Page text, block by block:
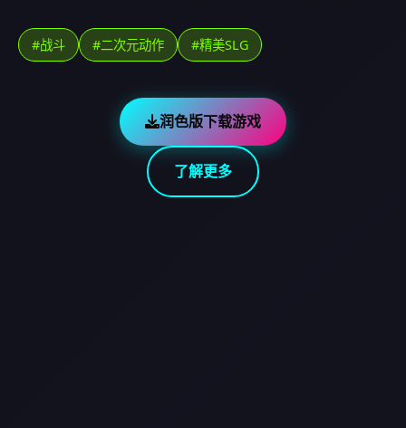
#战斗 #二次元动作 #精美SLG
润色版下载游戏
了解更多